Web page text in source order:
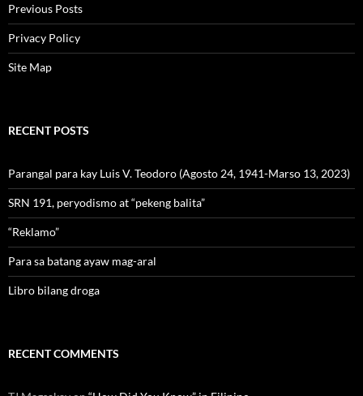
Previous Posts
Privacy Policy
Site Map
RECENT POSTS
Parangal para kay Luis V. Teodoro (Agosto 24, 1941-Marso 13, 2023)
SRN 191, peryodismo at “pekeng balita”
“Reklamo”
Para sa batang ayaw mag-aral
Libro bilang droga
RECENT COMMENTS